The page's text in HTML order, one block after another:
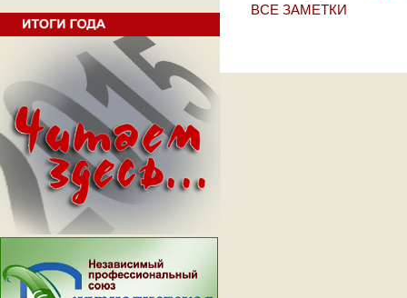
ВСЕ ЗАМЕТКИ